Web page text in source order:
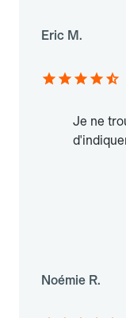
Eric M.
Je ne
Noémie R.